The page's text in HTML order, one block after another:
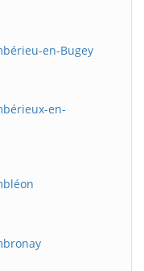
en-Bugey
en-